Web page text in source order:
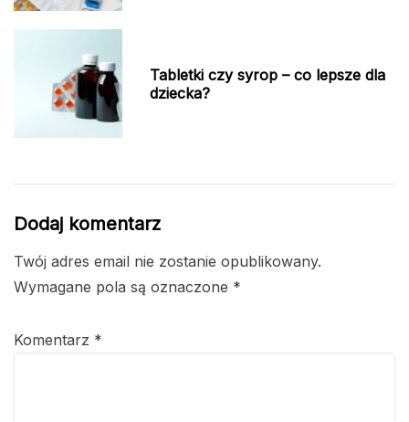
Tabletki czy syrop – co lepsze dla
dziecka?
Dodaj komentarz
Twój adres email nie zostanie opublikowany.
Wymagane pola są oznaczone *
Komentarz *